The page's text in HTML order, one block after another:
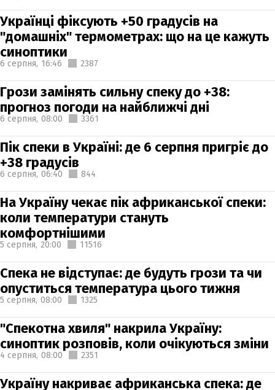
Українці фіксують +50 градусів на
"домашніх" термометрах: що на це кажуть
синоптики
6 серпня, 16:46 2387
Грози замінять сильну спеку до +38:
прогноз погоди на найближчі дні
6 серпня, 08:00 3361
Пік спеки в Україні: де 6 серпня пригріє до
+38 градусів
6 серпня, 06:40 844
На Україну чекає пік африканської спеки:
коли температури стануть
комфортнішими
5 серпня, 20:00 11516
Спека не відступає: де будуть грози та чи
опуститься температура цього тижня
5 серпня, 08:00 1325
"Спекотна хвиля" накрила Україну:
синоптик розповів, коли очікуються зміни
4 серпня, 08:00 2351
Україну накриває африканська спека: де